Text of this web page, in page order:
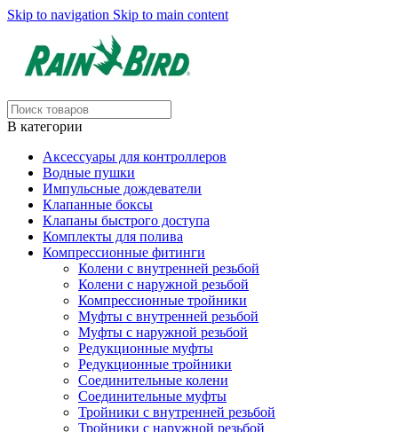
Skip to navigation Skip to main content
В категории
Аксессуары для контроллеров
Водные пушки
Импульсные дождеватели
Клапанные боксы
Клапаны быстрого доступа
Комплекты для полива
Компрессионные фитинги
Колени с внутренней резьбой
Колени с наружной резьбой
Компрессионные тройники
Муфты с внутренней резьбой
Муфты с наружной резьбой
Редукционные муфты
Редукционные тройники
Соединительные колени
Соединительные муфты
Тройники с внутренней резьбой
Тройники с наружной резьбой